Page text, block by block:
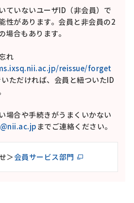
ていないユーザID（非会員）で
性があります。会員と非会員の2
場合もあります。
れ
reissue/forget
ただければ、会員と紐ついたID
場合や手続きがうまくいかない
までご連絡ください。
＞会員サービス部門